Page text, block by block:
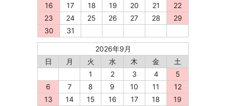
16
17 18 19 20 21
22
23
24 25 26 27 28
29
30
31
2026年9月
日
月 火 水 木 金
土
1
2 3 4
5
6
7 8 9 10 11
12
13
14 15 16 17 18
19